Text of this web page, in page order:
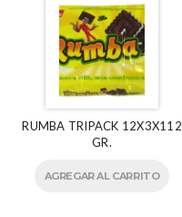
RUMBA TRIPACK 12X3X112
GR.
AGREGAR AL CARRITO